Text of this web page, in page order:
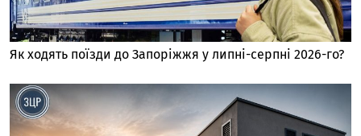
Як ходять поїзди до Запоріжжя у липні-серпні 2026-го?